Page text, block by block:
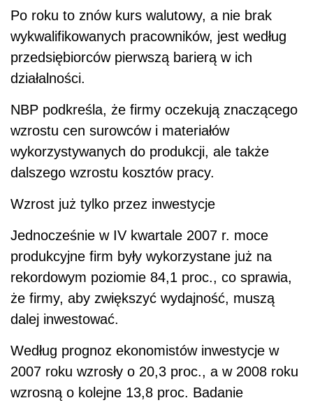
Po roku to znów kurs walutowy, a nie brak
wykwalifikowanych pracowników, jest według
przedsiębiorców pierwszą barierą w ich
działalności.
NBP podkreśla, że firmy oczekują znaczącego
wzrostu cen surowców i materiałów
wykorzystywanych do produkcji, ale także
dalszego wzrostu kosztów pracy.
Wzrost już tylko przez inwestycje
Jednocześnie w IV kwartale 2007 r. moce
produkcyjne firm były wykorzystane już na
rekordowym poziomie 84,1 proc., co sprawia,
że firmy, aby zwiększyć wydajność, muszą
dalej inwestować.
Według prognoz ekonomistów inwestycje w
2007 roku wzrosły o 20,3 proc., a w 2008 roku
wzrosną o kolejne 13,8 proc. Badanie